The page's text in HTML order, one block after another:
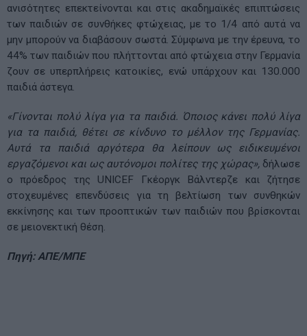
ανισότητες επεκτείνονται και στις ακαδημαϊκές επιπτώσεις
των παιδιών σε συνθήκες φτώχειας, με το 1/4 από αυτά να
μην μπορούν να διαβάσουν σωστά. Σύμφωνα με την έρευνα, το
44% των παιδιών που πλήττονται από φτώχεια στην Γερμανία
ζουν σε υπερπλήρεις κατοικίες, ενώ υπάρχουν και 130.000
παιδιά άστεγα.
«Γίνονται πολύ λίγα για τα παιδιά. Όποιος κάνει πολύ λίγα
για τα παιδιά, θέτει σε κίνδυνο το μέλλον της Γερμανίας.
Αυτά τα παιδιά αργότερα θα λείπουν ως ειδικευμένοι
εργαζόμενοι και ως αυτόνομοι πολίτες της χώρας», δήλωσε
ο πρόεδρος της UNICEF Γκέοργκ Βάλντερζε και ζήτησε
στοχευμένες επενδύσεις για τη βελτίωση των συνθηκών
εκκίνησης και των προοπτικών των παιδιών που βρίσκονται
σε μειονεκτική θέση.
Πηγή: ΑΠΕ/ΜΠΕ